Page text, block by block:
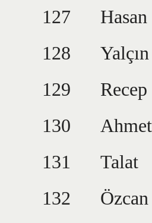
127
Hasan
128
Yalçın
129
Recep
130
Ahmet
131
Talat
132
Özcan